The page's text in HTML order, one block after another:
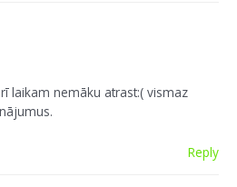
laikam nemāku atrast:( vismaz
Reply